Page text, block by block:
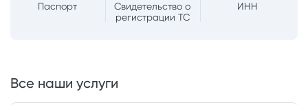
Паспорт
Свидетельство о
регистрации ТС
ИНН
Все наши услуги